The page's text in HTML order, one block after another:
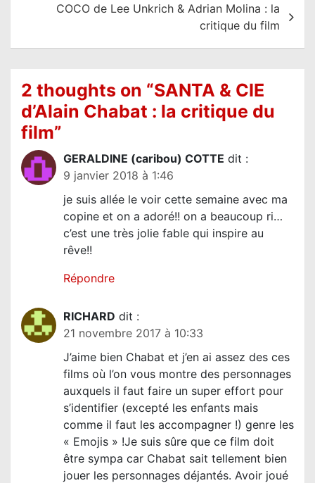
COCO de Lee Unkrich & Adrian Molina : la
critique du film
2 thoughts on “SANTA & CIE
d’Alain Chabat : la critique du
film”
GERALDINE (caribou) COTTE dit :
9 janvier 2018 à 1:46
je suis allée le voir cette semaine avec ma
copine et on a adoré!! on a beaucoup ri…
c’est une très jolie fable qui inspire au
rêve!!
Répondre
RICHARD dit :
21 novembre 2017 à 10:33
J’aime bien Chabat et j’en ai assez des ces
films où l’on vous montre des personnages
auxquels il faut faire un super effort pour
s’identifier (excepté les enfants mais
comme il faut les accompagner !) genre les
« Emojis » !Je suis sûre que ce film doit
être sympa car Chabat sait tellement bien
jouer les personnages déjantés. Avoir joué